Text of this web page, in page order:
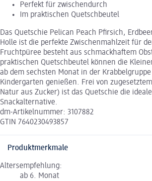
Perfekt für zwischendurch
Im praktischen Quetschbeutel
Das Quetschie Pelican Peach Pfirsich,
Holle ist die perfekte Zwischenmahlzeit für
Fruchtpüree besteht aus schmackhaftem
praktischen Quetschbeutel können die
ab dem sechsten Monat in der
Kindergarten genießen. Frei von
Natur aus Zucker) ist das Quetschie die
Snackalternative.
dm-Artikelnummer: 3107882
GTIN 7640230493857
Produktmerkmale
Altersempfehlung:
ab 6. Monat